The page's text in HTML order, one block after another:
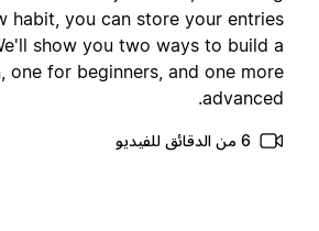
new habit, you can store your
We'll show you two ways to build
one for beginners, and one
6 من الدقائق للفيديو